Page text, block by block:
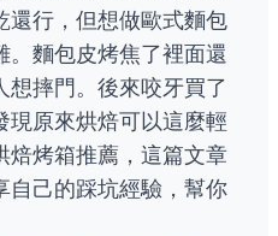
還行，但想做歐式麵包
。麵包皮烤焦了裡面還
想摔門。後來咬牙買了
現原來烘焙可以這麼輕
焙烤箱推薦，這篇文章
自己的踩坑經驗，幫你